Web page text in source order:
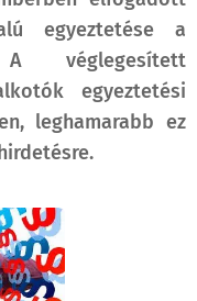
egyeztetése a
véglegesített
egyeztetési
leghamarabb ez